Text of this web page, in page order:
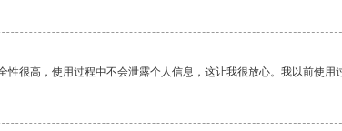
性很高，使用过程中不会泄露个人信息，这让我很放心。我以前使